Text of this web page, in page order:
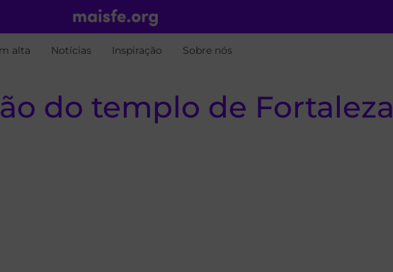
alta Notícias Inspiração Sobre nós
do templo de Fortaleza